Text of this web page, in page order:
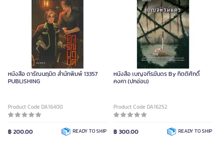
หนังสือ ดารัณนฤมิต สำนักพิมพ์ 13357
PUBLISHING
Product Code DA16400
฿ 200.00 READY TO SHIP
หนังสือ เบญจทีรฆันดร By กิตติศักดิ์
คงคา (ปกอ่อน)
Product Code DA16252
฿ 300.00 READY TO SHIP